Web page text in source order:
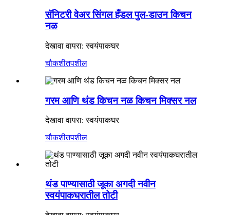
सॅनिटरी वेअर सिंगल हँडल पुल-डाउन किचन
नळ
देखावा वापरा: स्वयंपाकघर
चौकशीतपशील
गरम आणि थंड किचन नळ किचन मिक्सर नल
देखावा वापरा: स्वयंपाकघर
चौकशीतपशील
थंड पाण्यासाठी जूका अगदी नवीन
स्वयंपाकघरातील तोटी